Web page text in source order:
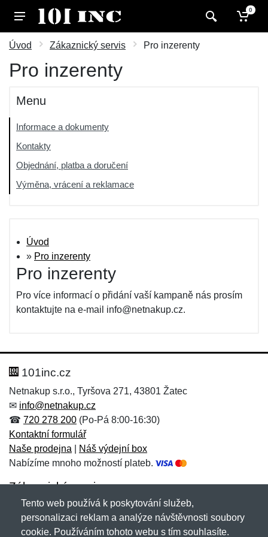
0
Úvod Zákaznický servis Pro inzerenty
Pro inzerenty
Menu
Informace a dokumenty
Kontakty
Objednání, platba a doručení
Výměna, vrácení a reklamace
Úvod
» Pro inzerenty
Pro inzerenty
Pro více informací o přidání vaší kampaně nás prosím
kontaktujte na e-mail info@netnakup.cz.
101inc.cz
Netnakup s.r.o., Tyršova 271, 43801 Žatec
✉ info@netnakup.cz
☎ 720 278 200 (Po-Pá 8:00-16:30)
Kontaktní formulář
Naše prodejna
Náš výdejní box
Nabízíme mnoho možností plateb.
Zákaznický servis
Novinky emailem
Tento web používá k poskytování služeb,
personalizaci reklam a analýze návštěvnosti soubory
cookie. Používáním tohoto webu s tím souhlasíte.